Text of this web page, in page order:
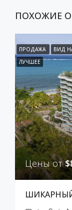
ПОХОЖИЕ
ПРОДАЖА ВИД
ЛУЧШЕЕ
Цены от